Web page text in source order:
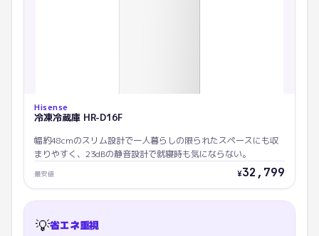
Hisense
冷凍冷蔵庫 HR-D16F
幅約48cmのスリム設計で一人暮らしの限られたスペースにも収
まりやすく、23dBの静音設計で就寝時も気にならない。
最安値 ¥32,799
💡省エネ重視